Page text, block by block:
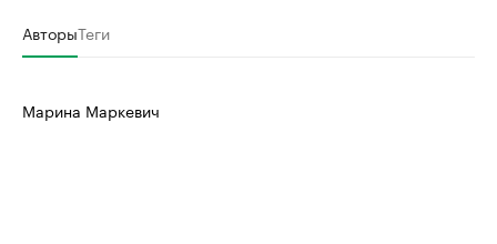
АвторыТеги
Марина Маркевич